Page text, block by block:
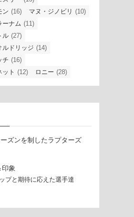
ン (16) マヌ・ジノビリ (10)
ーナム (11)
ル (27)
ルドリッジ (14)
チ (16)
ット (12) ロニー (28)
ズンを制したラプターズ
象
プと期待に応えた選手達